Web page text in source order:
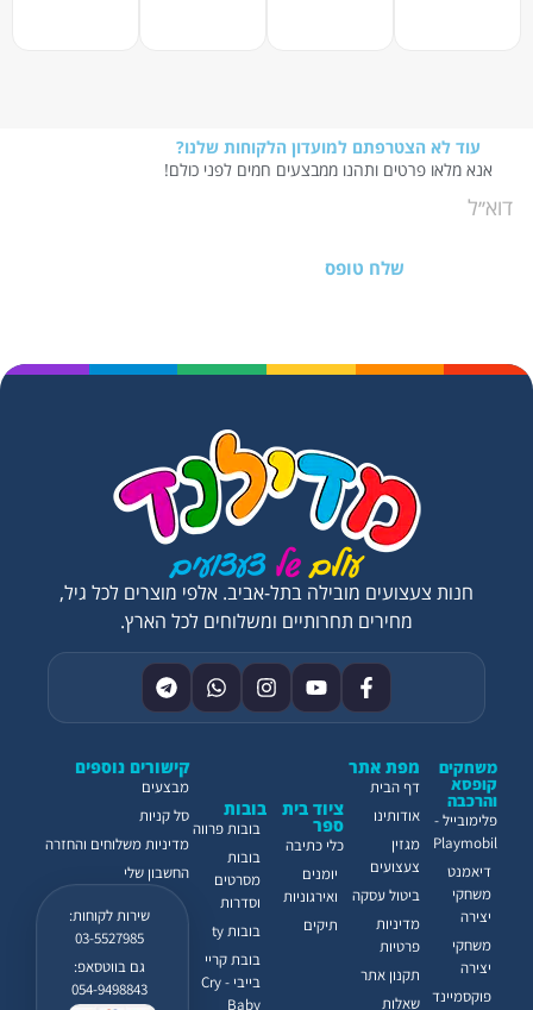
עוד לא הצטרפתם למועדון הלקוחות שלנו?
אנא מלאו פרטים ותהנו ממבצעים חמים לפני כולם!
שלח טופס
קישורים נוספים
מבצעים
סל קניות
מדיניות משלוחים והחזרה
החשבון שלי
שירות לקוחות:
03-5527985
גם בווטסאפ:
054-9498843
ציוד בית
ספר
כלי כתיבה
יומנים
ואירגוניות
תיקים
בובות
בובות פרווה
בובות
מסרטים
וסדרות
בובות ty
בובת קריי
בייבי - Cry
Baby
משחקים
קופסא
והרכבה
פלימובייל -
Playmobil
דיאמנט
משחקי
יצירה
משחקי
יצירה
פוקסמיינד
מפת אתר
דף הבית
אודותינו
מגזין
צעצועים
ביטול עסקה
מדיניות
פרטיות
תקנון אתר
שאלות
חנות צעצועים מובילה בתל-אביב. אלפי מוצרים לכל גיל,
מחירים תחרותיים ומשלוחים לכל הארץ.